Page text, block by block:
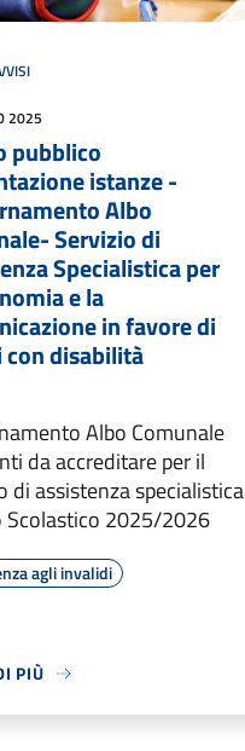
2025
pubblico
istanze -
Albo
Servizio di
Specialistica per
e la
in favore di
disabilità
Albo Comunale
da accreditare per il
di assistenza specialistica
Scolastico 2025/2026
agli invalidi
PIÙ